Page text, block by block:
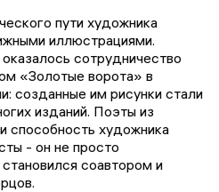
пути художника
иллюстрациями.
сотрудничество
«Золотые ворота» в
созданные им рисунки стали
изданий. Поэты из
способность художника
- он не просто
соавтором и